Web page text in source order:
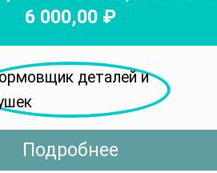
6 000,00 ₽
Подробнее